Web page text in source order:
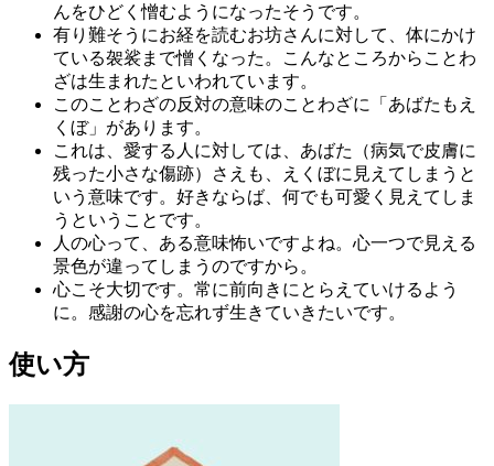
んをひどく憎むようになったそうです。
有り難そうにお経を読むお坊さんに対して、体にかけ
ている袈裟まで憎くなった。こんなところからことわ
ざは生まれたといわれています。
このことわざの反対の意味のことわざに「あばたもえ
くぼ」があります。
これは、愛する人に対しては、あばた（病気で皮膚に
残った小さな傷跡）さえも、えくぼに見えてしまうと
いう意味です。好きならば、何でも可愛く見えてしま
うということです。
人の心って、ある意味怖いですよね。心一つで見える
景色が違ってしまうのですから。
心こそ大切です。常に前向きにとらえていけるよう
に。感謝の心を忘れず生きていきたいです。
使い方